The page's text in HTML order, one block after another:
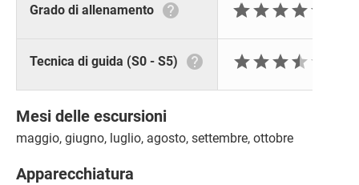
Grado di allenamento  

Tecnica di guida (S0 - S5)  

Mesi delle escursioni
maggio, giugno, luglio, agosto, settembre, ottobre
Apparecchiatura